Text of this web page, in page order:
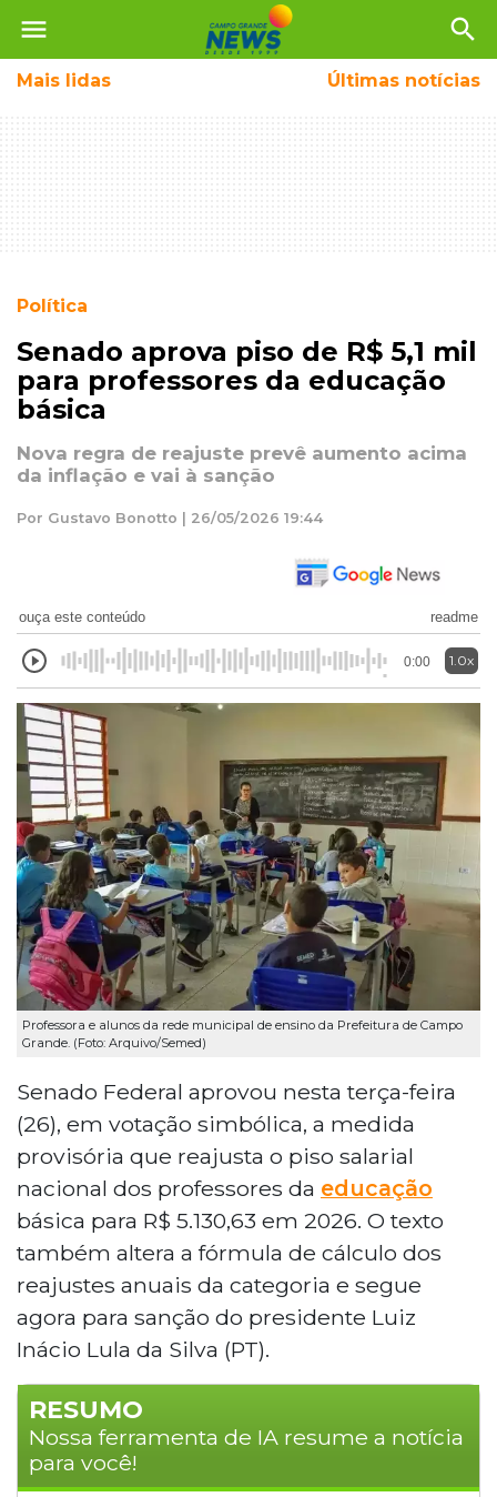
menu search
Mais lidas Últimas notícias
Política
Senado aprova piso de R$ 5,1 mil
para professores da educação
básica
Nova regra de reajuste prevê aumento acima
da inflação e vai à sanção
Por Gustavo Bonotto | 26/05/2026 19:44
ouça este conteúdo readme
0:00 1.0x
Professora e alunos da rede municipal de ensino da Prefeitura de Campo
Grande. (Foto: Arquivo/Semed)
Senado Federal aprovou nesta terça-feira
(26), em votação simbólica, a medida
provisória que reajusta o piso salarial
nacional dos professores da educação
básica para R$ 5.130,63 em 2026. O texto
também altera a fórmula de cálculo dos
reajustes anuais da categoria e segue
agora para sanção do presidente Luiz
Inácio Lula da Silva (PT).
RESUMO
Nossa ferramenta de IA resume a notícia
para você!